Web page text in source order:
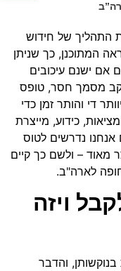
התהליך של חידוש
המתוכנן, כך שניתן
אם ישנם עיכובים
מסמך חסר, טופס
די והותר זמן כדי
כידוע, מייצרת
אנחנו נדרשים לטוס
מאוד – ולשם כך קיים
לארה"ב.
ויזה
והדבר